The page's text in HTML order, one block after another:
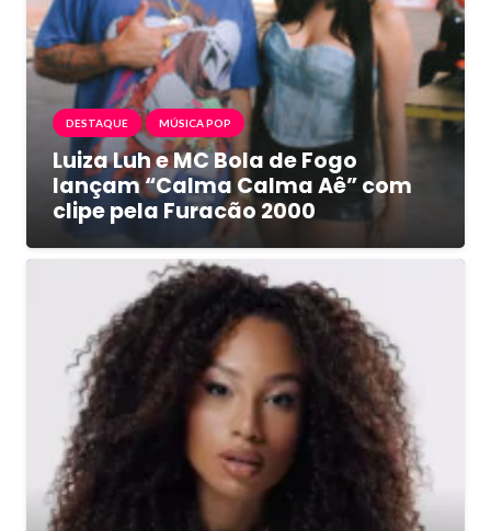
DESTAQUE MÚSICA POP
Luiza Luh e MC Bola de Fogo
lançam “Calma Calma Aê” com
clipe pela Furacão 2000